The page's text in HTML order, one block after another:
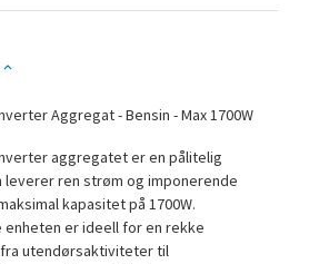
Aggregat - Bensin - Max 1700W
inverter aggregatet er en pålitelig
ren strøm og imponerende
kapasitet på 1700W.
er ideell for en rekke
utendørsaktiviteter til